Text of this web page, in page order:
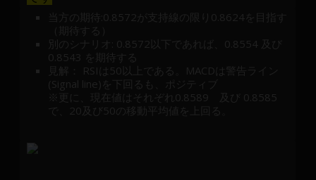
当方の期待:0.8572が支持線の限り0.8624を目指す
（期待する）
別のシナリオ: 0.8572以下であれば、0.8554 及び
0.8543 を期待する
見解： RSIは50以上である。MACDは警告ライン
(Signal line)を下回るも、ポジティブ
※更に、現在値はそれぞれ0.8589 及び 0.8585
で、20及び50の移動平均値を上回る。